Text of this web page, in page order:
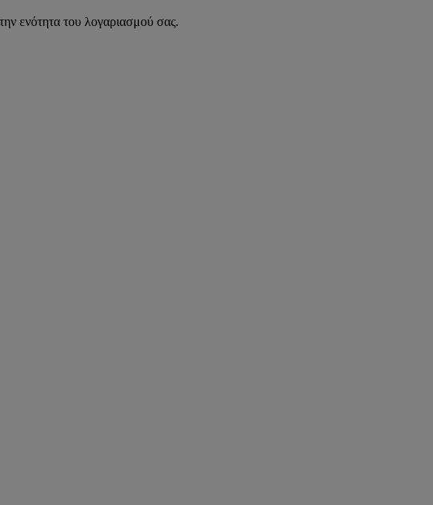
ενότητα του λογαριασμού σας.